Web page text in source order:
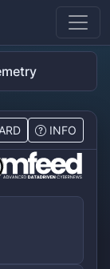
INFO